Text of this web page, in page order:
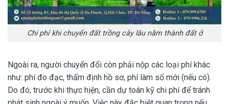
Chi phí khi chuyển đất trồng cây lâu năm thành đất ở
Ngoài ra, người chuyển đổi còn phải nộp các loại phí khác
như: phí đo đạc, thẩm định hồ sơ, phí làm sổ mới (nếu có).
Do đó, trước khi thực hiện, cần dự toán kỹ chi phí để tránh